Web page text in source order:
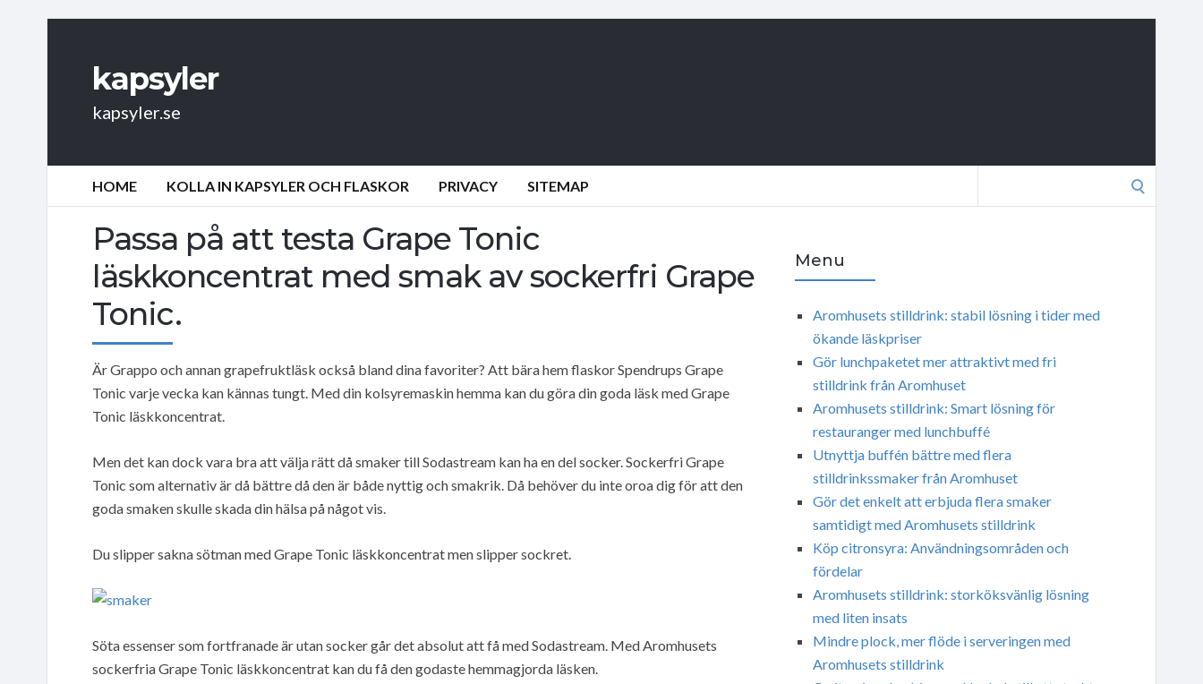
kapsyler
kapsyler.se
HOME KOLLA IN KAPSYLER OCH FLASKOR PRIVACY SITEMAP
Passa på att testa Grape Tonic
läskkoncentrat med smak av sockerfri Grape
Tonic.
Är Grappo och annan grapefruktläsk också bland dina favoriter? Att bära hem flaskor Spendrups Grape
Tonic varje vecka kan kännas tungt. Med din kolsyremaskin hemma kan du göra din goda läsk med Grape
Tonic läskkoncentrat.
Men det kan dock vara bra att välja rätt då smaker till Sodastream kan ha en del socker. Sockerfri Grape
Tonic som alternativ är då bättre då den är både nyttig och smakrik. Då behöver du inte oroa dig för att den
goda smaken skulle skada din hälsa på något vis.
Du slipper sakna sötman med Grape Tonic läskkoncentrat men slipper sockret.
Söta essenser som fortfranade är utan socker går det absolut att få med Sodastream. Med Aromhusets
sockerfria Grape Tonic läskkoncentrat kan du få den godaste hemmagjorda läsken.
Menu
Aromhusets stilldrink: stabil lösning i tider med
ökande läskpriser
Gör lunchpaketet mer attraktivt med fri
stilldrink från Aromhuset
Aromhusets stilldrink: Smart lösning för
restauranger med lunchbuffé
Utnyttja buffén bättre med flera
stilldrinkssmaker från Aromhuset
Gör det enkelt att erbjuda flera smaker
samtidigt med Aromhusets stilldrink
Köp citronsyra: Användningsområden och
fördelar
Aromhusets stilldrink: storköksvänlig lösning
med liten insats
Mindre plock, mer flöde i serveringen med
Aromhusets stilldrink